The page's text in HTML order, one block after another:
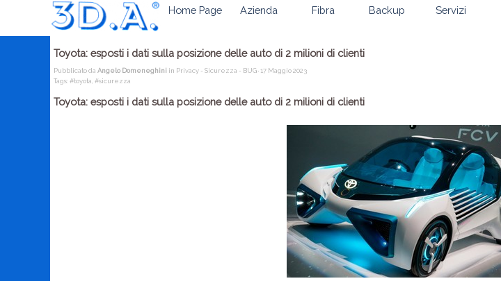
Home Page Azienda Fibra Backup Servizi
Toyota: esposti i dati sulla posizione delle auto di 2 milioni di clienti
Pubblicato da Angelo Domeneghini in Privacy - Sicurezza - BUG· 17 Maggio 2023
Tags: #toyota #sicurezza
Toyota: esposti i dati sulla posizione delle auto di 2 milioni di clienti